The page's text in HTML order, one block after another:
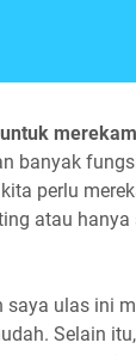
banyak
perlu
atau
saya ulas ini
Selain